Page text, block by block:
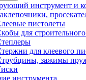
инструмент и
пистолеты
для строительного
для клеевого
зажимы
инструмента